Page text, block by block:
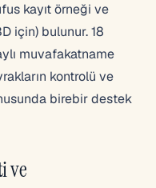
kayıt örneği ve
için) bulunur. 18
muvafakatname
kontrolü ve
birebir destek
ve